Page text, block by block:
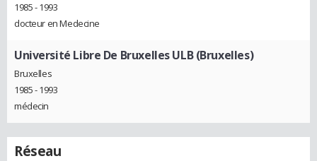
1985 - 1993
docteur en Medecine
Université Libre De Bruxelles ULB (Bruxelles)
Bruxelles
1985 - 1993
médecin
Réseau